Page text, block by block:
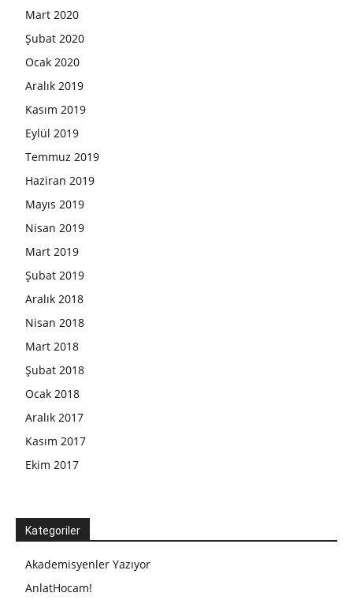
Mart 2020
Şubat 2020
Ocak 2020
Aralık 2019
Kasım 2019
Eylül 2019
Temmuz 2019
Haziran 2019
Mayıs 2019
Nisan 2019
Mart 2019
Şubat 2019
Aralık 2018
Nisan 2018
Mart 2018
Şubat 2018
Ocak 2018
Aralık 2017
Kasım 2017
Ekim 2017
Kategoriler
Akademisyenler Yazıyor
AnlatHocam!